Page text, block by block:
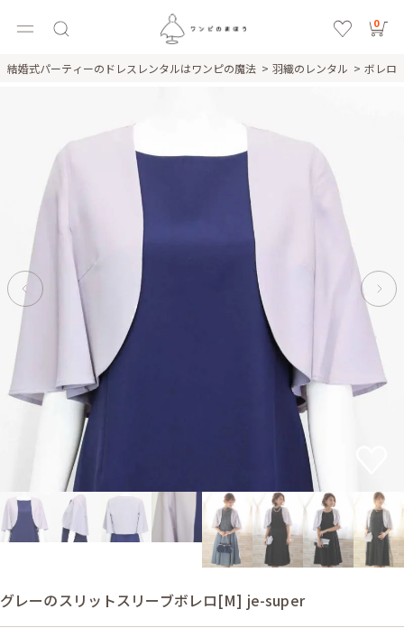
0
結婚式パーティーのドレスレンタルはワンピの魔法 羽織のレンタル ボレロ
グレーのスリットスリーブボレロ[M] je-super